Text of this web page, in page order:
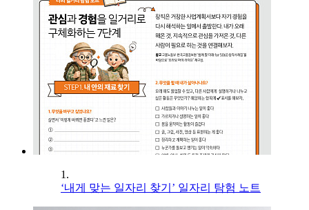
1.
‘내게 맞는 일자리 찾기’ 일자리 탐험 노트